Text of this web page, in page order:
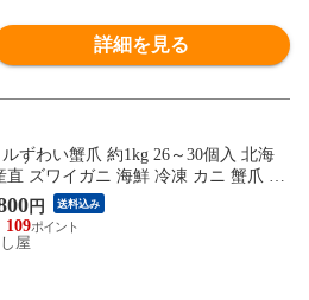
詳細を見る
ずわい蟹爪 約1kg 26～30個入 北海
直 ズワイガニ 海鮮 冷凍 カニ 蟹爪 爪
取り寄せ グルメ 夏ギフト 冬ギフト
可
円 送料込み
109
屋